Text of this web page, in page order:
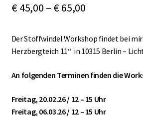
€45,00 – €65,00
Der Stoffwindel Workshop findet bei mir
Herzbergteich 11“ in 10315 Berlin –
An folgenden Terminen finden die
Freitag, 20.02.26 / 12 – 15 Uhr
Freitag, 06.03.26 / 12 – 15 Uhr